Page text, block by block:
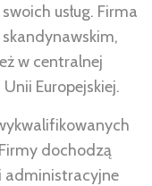
usług. Firma
w centralnej
Europejskiej.
dochodzą
administracyjne